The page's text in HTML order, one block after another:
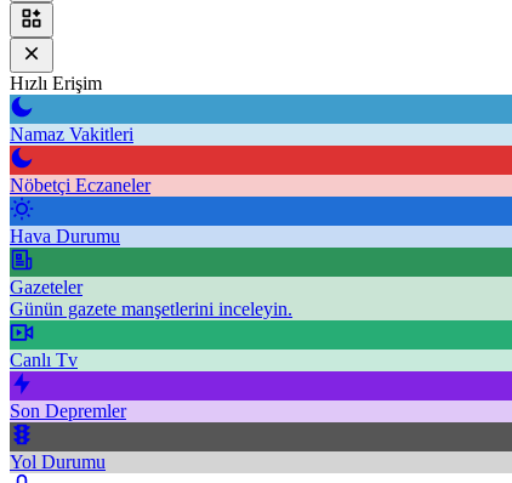
Hızlı Erişim
Namaz Vakitleri
Nöbetçi Eczaneler
Hava Durumu
Gazeteler
Günün gazete manşetlerini inceleyin.
Canlı Tv
Son Depremler
Yol Durumu